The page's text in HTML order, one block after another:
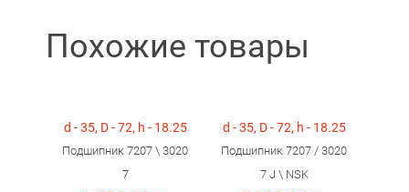
Похожие товары
d - 35, D - 72, h - 18.25
Подшипник 7207 \ 3020
7
d - 35, D - 72, h - 18.25
Подшипник 7207 / 3020
7 J \ NSK